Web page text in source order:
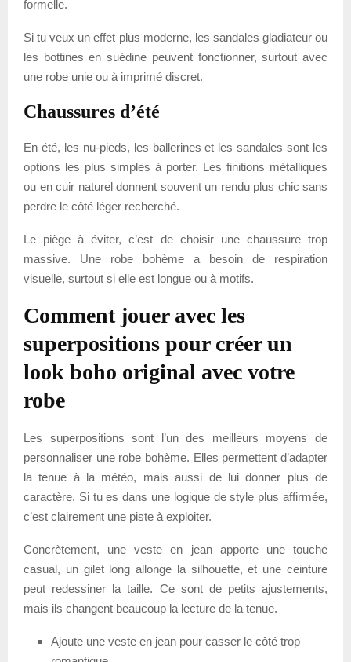
formelle.
Si tu veux un effet plus moderne, les sandales gladiateur ou
les bottines en suédine peuvent fonctionner, surtout avec
une robe unie ou à imprimé discret.
Chaussures d’été
En été, les nu-pieds, les ballerines et les sandales sont les
options les plus simples à porter. Les finitions métalliques
ou en cuir naturel donnent souvent un rendu plus chic sans
perdre le côté léger recherché.
Le piège à éviter, c’est de choisir une chaussure trop
massive. Une robe bohème a besoin de respiration
visuelle, surtout si elle est longue ou à motifs.
Comment jouer avec les
superpositions pour créer un
look boho original avec votre
robe
Les superpositions sont l’un des meilleurs moyens de
personnaliser une robe bohème. Elles permettent d’adapter
la tenue à la météo, mais aussi de lui donner plus de
caractère. Si tu es dans une logique de style plus affirmée,
c’est clairement une piste à exploiter.
Concrètement, une veste en jean apporte une touche
casual, un gilet long allonge la silhouette, et une ceinture
peut redessiner la taille. Ce sont de petits ajustements,
mais ils changent beaucoup la lecture de la tenue.
Ajoute une veste en jean pour casser le côté trop